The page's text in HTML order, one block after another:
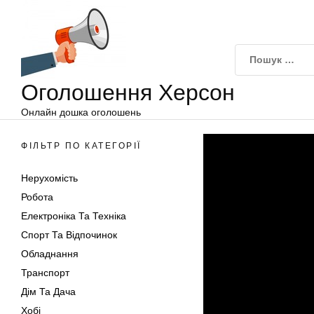
Оголошення Херсон
Онлайн дошка оголошень
ФІЛЬТР ПО КАТЕГОРІЇ
Нерухомість
Робота
Електроніка Та Техніка
Спорт Та Відпочинок
Обладнання
Транспорт
Дім Та Дача
Хобі